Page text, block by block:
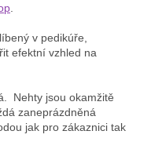
v pedikúře,
efektní vzhled na
Nehty jsou okamžitě
zaneprázdněná
jak pro zákaznici tak